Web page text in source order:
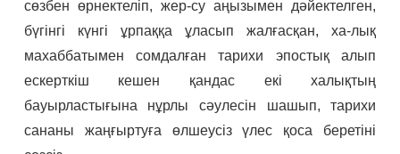
сөзбен өрнектеліп, жер-су аңызымен дәйектелген,
бүгінгі күнгі ұрпаққа ұласып жалғасқан, ха-лық
махаббатымен сомдалған тарихи эпостық алып
ескерткіш кешен қандас екі халықтың
бауырластығына нұрлы сәулесін шашып, тарихи
сананы жаңғыртуға өлшеусіз үлес қоса беретіні